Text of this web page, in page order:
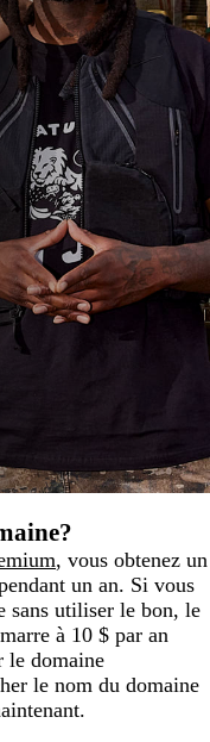
, vous obtenez un
un an. Si vous
sans utiliser le bon, le
à 10 $ par an
le domaine
le nom du domaine